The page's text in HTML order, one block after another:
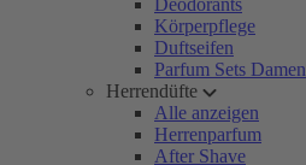
Deodorants
Körperpflege
Duftseifen
Parfum Sets Damen
Herrendüfte
Alle anzeigen
Herrenparfum
After Shave